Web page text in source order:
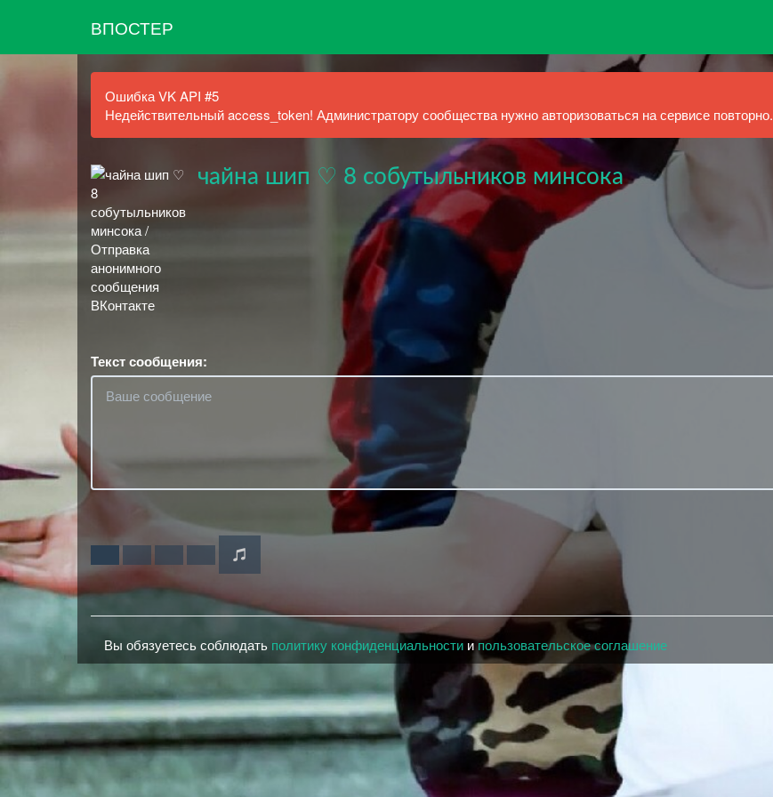
ВПОСТЕР
Ошибка VK API #5
Недействительный access_token! Администратору сообщества нужно авторизоваться на сервисе повторно.
чайна шип ♡ 8 собутыльников минсока
Текст сообщения:
Вы обязуетесь соблюдать политику конфиденциальностиипользовательское соглашение